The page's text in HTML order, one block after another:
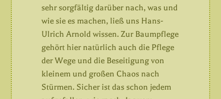
sehr sorgfältig darüber nach, was und
wie sie es machen, ließ uns Hans-
Ulrich Arnold wissen. Zur Baumpflege
gehört hier natürlich auch die Pflege
der Wege und die Beseitigung von
kleinem und großen Chaos nach
Stürmen. Sicher ist das schon jedem